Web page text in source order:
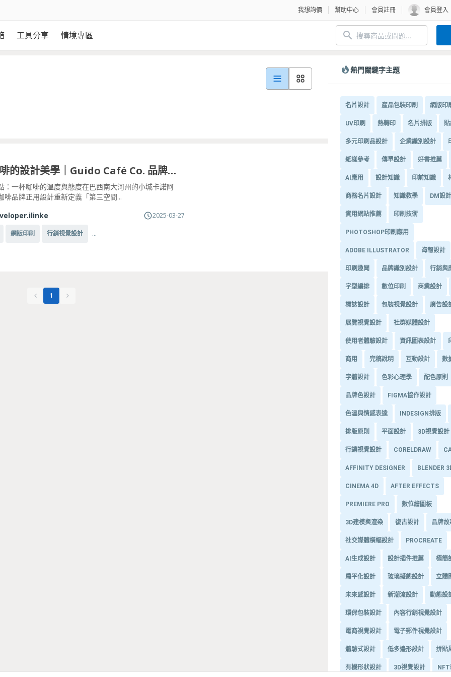
我想詢價 幫助中心 會員註冊 會員登入
工具分享 情境專區
一杯咖啡的設計美學｜Guido Café Co. 品牌視覺賞析
一杯咖啡的溫度與態度在巴西南大河州的小城卡諾阿
啡品牌正用設計重新定義「第三空間...
2025-03-27
網版印刷 行銷視覺設計 ...
1
熱門關鍵字主題
名片設計 產品包裝印刷 網版印
UV印刷 熱轉印 名片排版
多元印刷品設計 企業識別設計
紙樣參考 傳單設計 好書推薦
AI應用 設計知識 印前知識
商務名片設計 知識教學 DM設計
實用網站推薦 印刷技術
PHOTOSHOP印刷應用
ADOBE ILLUSTRATOR 海報設計
印刷趣聞 品牌識別設計 行銷與
字型編排 數位印刷 商業設計
標誌設計 包裝視覺設計 廣告設
展覽視覺設計 社群媒體設計
使用者體驗設計 資訊圖表設計
商用 完稿說明 互動設計 數
字體設計 色彩心理學 配色原則
品牌色設計 FIGMA協作設計
色溫與情感表達 INDESIGN排版
排版原則 平面設計 3D視覺設計
行銷視覺設計 CORELDRAW
AFFINITY DESIGNER BLENDER
CINEMA 4D AFTER EFFECTS
PREMIERE PRO 數位繪圖板
3D建模與渲染 復古設計 品牌
社交媒體橫幅設計 PROCREATE
AI生成設計 設計插件推薦 極簡
扁平化設計 玻璃擬態設計 立體
未來感設計 新潮流設計 動態設
環保包裝設計 內容行銷視覺設計
電商視覺設計 電子郵件視覺設計
體驗式設計 低多邊形設計 拼貼
有機形狀設計 3D視覺設計